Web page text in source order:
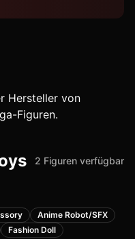
Hersteller von
Figuren.
2 Figuren verfügbar
Anime Robot/SFX
Fashion Doll